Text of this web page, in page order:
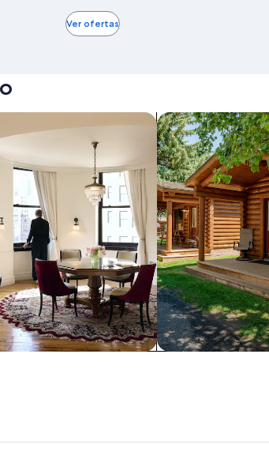
Ver ofertas
condominios Buscar cabañas